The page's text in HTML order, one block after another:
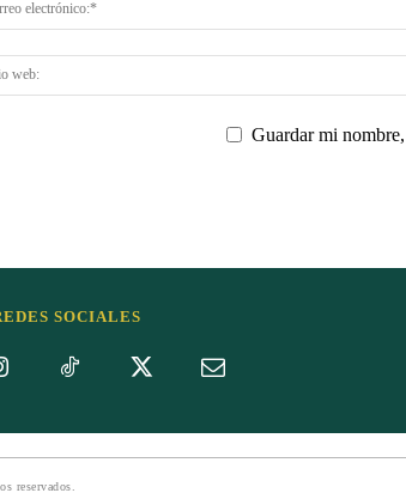
Guardar mi
SOCIALES
reservados.